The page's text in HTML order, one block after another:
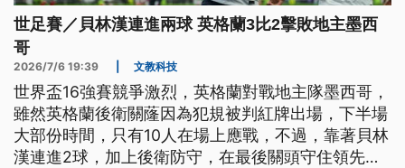
世足賽／貝林漢連進兩球 英格蘭3比2擊敗地主墨西
哥
2026/7/6 19:39 文教科技
世界盃16強賽競爭激烈，英格蘭對戰地主隊墨西哥，
雖然英格蘭後衛關蕯因為犯規被判紅牌出場，下半場
大部份時間，只有10人在場上應戰，不過，靠著貝林
漢連進2球，加上後衛防守，在最後關頭守住領先，